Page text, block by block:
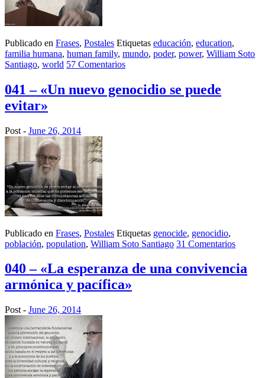
Publicado en Frases, Postales Etiquetas educación, education,
familia humana, human family, mundo, poder, power, William Soto
Santiago, world 57 Comentarios
041 – «Un nuevo genocidio se puede
evitar»
Post - June 26, 2014
Publicado en Frases, Postales Etiquetas genocide, genocidio,
población, population, William Soto Santiago 31 Comentarios
040 – «La esperanza de una convivencia
armónica y pacífica»
Post - June 26, 2014